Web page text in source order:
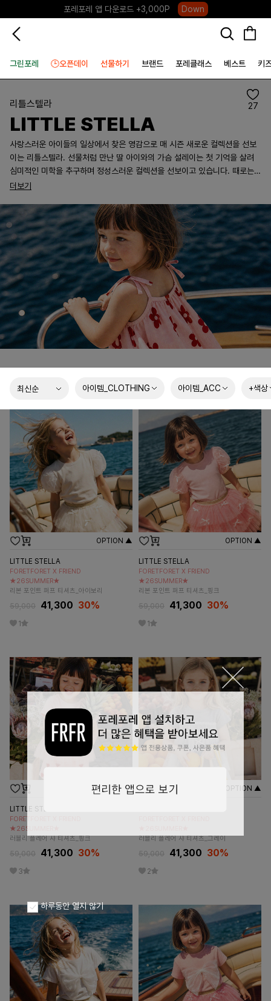
포레포레 앱 다운로드 +3,000P
Down
Click
그린포레 🕒오픈데이 선물하기 브랜드 포레클래스 베스트 키
27
리틀스텔라
LITTLE STELLA
사랑스러운 아이들의 일상에서 찾은 영감으로 매 시즌 새로운 컬렉션을 선보
이는 리틀스텔라. 선물처럼 만난 딸 아이와의 가슴 설레이는 첫 기억을 살려
심미적인 미학을 추구하며 정성스러운 컬렉션을 선보이고 있습니다. 때로는
추억 여행, 동물, 자연에서 얻은 영감들로 익숙하지만 특별한 요소들을 담아내
이래로 꾸준히, 아이를 키우는 엄마와 사랑스러운 아이 모두의 감성을 만족시
키며 매 시즌 완성도 높은 컬렉션을 제안합니다.
더보기
아이템_CLOTHING 아이템_ACC +색상
OPTION ▲
LITTLE STELLA
FORETFORET X FRIEND
★26SUMMER★
리본 포인트 퍼프 티셔츠_아이보리
59,000 41,300 30%
1
OPTION ▲
LITTLE STELLA
FORETFORET X FRIEND
★26SUMMER★
리본 포인트 퍼프 티셔츠_핑크
59,000 41,300 30%
1
OPTION ▲
LITTLE STELLA
FORETFORET X FRIEND
★26SUMMER★
러블리 플레어 샤 티셔츠_핑크
59,000 41,300 30%
3
OPTION ▲
러블리 플레어 샤 티셔츠_그레이
59,000 41,300 30%
2
하루동안 열지 않기